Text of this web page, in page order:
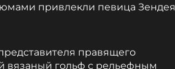
привлекли певица Зендея
правящего
вязаный гольф с рельефным